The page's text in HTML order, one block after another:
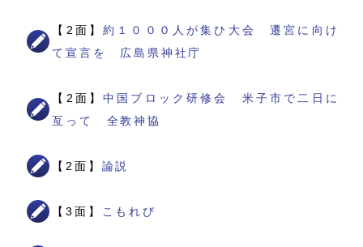
【2面】約１０００人が集ひ大会 遷宮に向け
て宣言を 広島県神社庁
【2面】中国ブロック研修会 米子市で二日に
亙って 全教神協
【2面】 論説
【3面】 こもれび